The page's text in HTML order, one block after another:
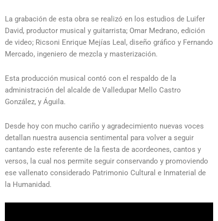
La grabación de esta obra se realizó en los estudios de Luifer
David, productor musical y guitarrista; Omar Medrano, edición
de video; Ricsoni Enrique Mejías Leal, diseño gráfico y Fernando
Mercado, ingeniero de mezcla y masterización.
Esta producción musical contó con el respaldo de la
administración del alcalde de Valledupar Mello Castro
González, y Águila.
Desde hoy con mucho cariño y agradecimiento nuevas voces
detallan nuestra ausencia sentimental para volver a seguir
cantando este referente de la fiesta de acordeones, cantos y
versos, la cual nos permite seguir conservando y promoviendo
ese vallenato considerado Patrimonio Cultural e Inmaterial de
la Humanidad.